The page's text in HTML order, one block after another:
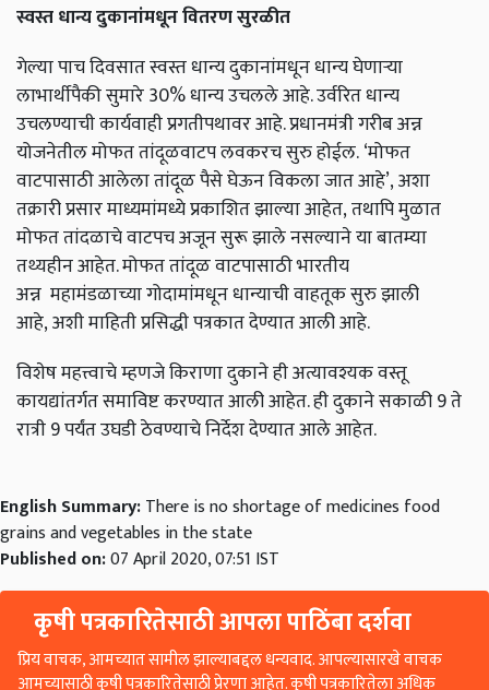
स्वस्त धान्य दुकानांमधून वितरण सुरळीत
गेल्या पाच दिवसात स्वस्त धान्य दुकानांमधून धान्य घेणाऱ्या
लाभार्थीपैकी सुमारे 30% धान्य उचलले आहे. उर्वरित धान्य
उचलण्याची कार्यवाही प्रगतीपथावर आहे. प्रधानमंत्री गरीब अन्न
योजनेतील मोफत तांदूळवाटप लवकरच सुरु होईल. ‘मोफत
वाटपासाठी आलेला तांदूळ पैसे घेऊन विकला जात आहे’, अशा
तक्रारी प्रसार माध्यमांमध्ये प्रकाशित झाल्या आहेत, तथापि मुळात
मोफत तांदळाचे वाटपच अजून सुरू झाले नसल्याने या बातम्या
तथ्यहीन आहेत. मोफत तांदूळ वाटपासाठी भारतीय
अन्न महामंडळाच्या गोदामांमधून धान्याची वाहतूक सुरु झाली
आहे, अशी माहिती प्रसिद्धी पत्रकात देण्यात आली आहे.
विशेष महत्त्वाचे म्हणजे किराणा दुकाने ही अत्यावश्यक वस्तू
कायद्यांतर्गत समाविष्ट करण्यात आली आहेत. ही दुकाने सकाळी 9 ते
रात्री 9 पर्यंत उघडी ठेवण्याचे निर्देश देण्यात आले आहेत.
English Summary:There is no shortage of medicines food
grains and vegetables in the state
Published on:07 April 2020, 07:51 IST
कृषी पत्रकारितेसाठी आपला पाठिंबा दर्शवा
प्रिय वाचक, आमच्यात सामील झाल्याबद्दल धन्यवाद. आपल्यासारखे वाचक
आमच्यासाठी कृषी पत्रकारितेसाठी प्रेरणा आहेत. कृषी पत्रकारितेला अधिक